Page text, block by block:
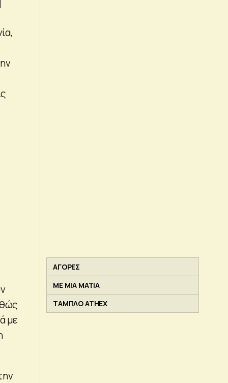
με
ΑΓΟΡΕΣ
ΜΕ ΜΙΑ ΜΑΤΙΑ
ΤΑΜΠΛΟ ATHEX